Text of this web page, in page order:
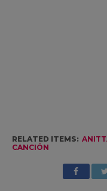
RELATED ITEMS:
CANCIÓN